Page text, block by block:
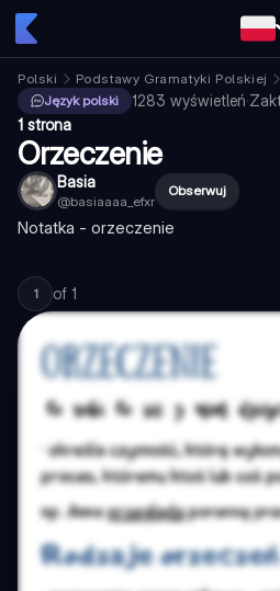
Polski Podstawy Gramatyki Polskiej
Język polski
1283 wyświetleń·
1 strona
Orzeczenie
Basia
@basiaaaa_efxr
Obserwuj
Notatka - orzeczenie
1 of 1